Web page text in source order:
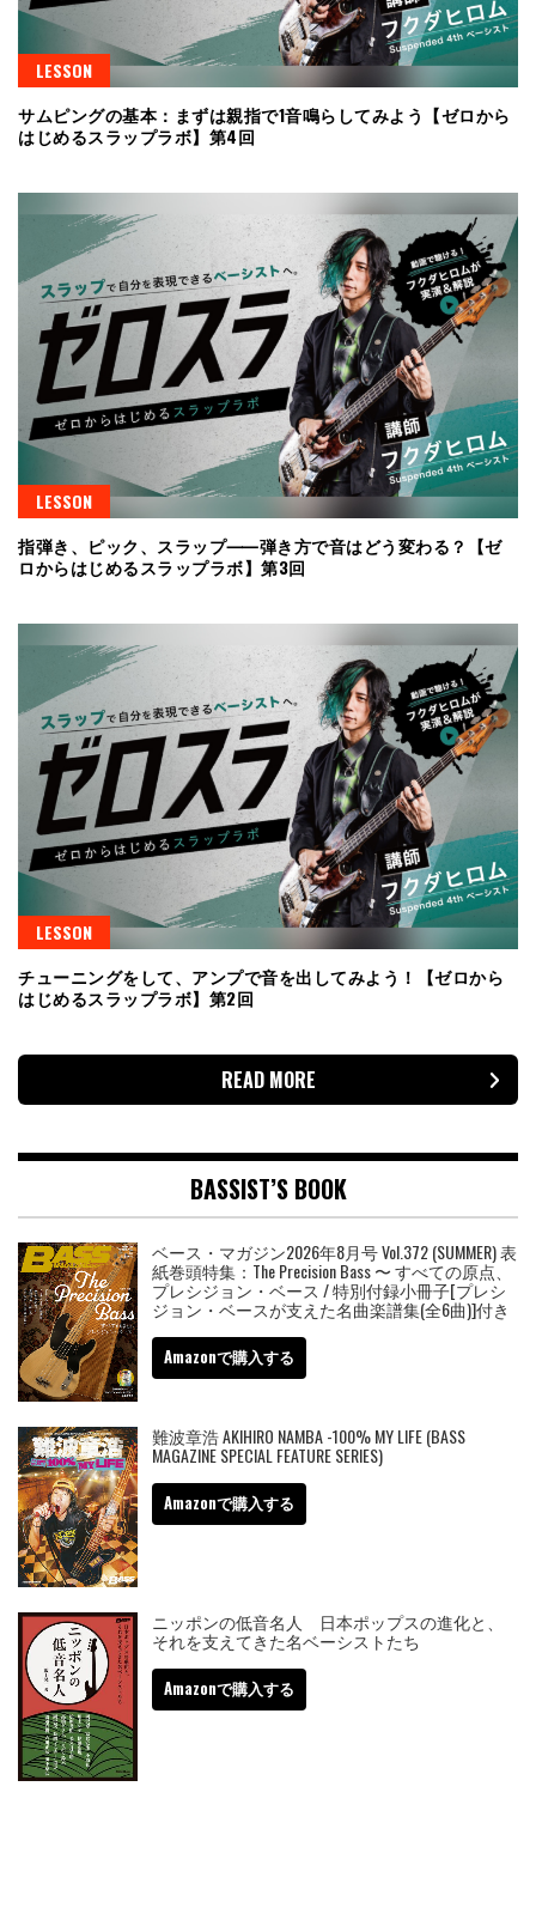
LESSON
サムピングの基本：まずは親指で1音鳴らしてみよう【ゼロから
はじめるスラップラボ】第4回
LESSON
指弾き、ピック、スラップ⸺弾き方で音はどう変わる？【ゼ
ロからはじめるスラップラボ】第3回
LESSON
チューニングをして、アンプで音を出してみよう！【ゼロから
はじめるスラップラボ】第2回
READ MORE
BASSIST’S BOOK
ベース・マガジン2026年8月号 Vol.372 (SUMMER) 表
紙巻頭特集：The Precision Bass 〜 すべての原点、
プレシジョン・ベース / 特別付録小冊子[プレシ
ジョン・ベースが支えた名曲楽譜集(全6曲)]付き
Amazonで購入する
難波章浩 AKIHIRO NAMBA -100% MY LIFE (BASS
MAGAZINE SPECIAL FEATURE SERIES)
Amazonで購入する
ニッポンの低音名人 日本ポップスの進化と、
それを支えてきた名ベーシストたち
Amazonで購入する